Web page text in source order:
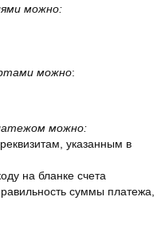
можно:
можно:
можно:
указанным в
на бланке счета
суммы платежа,